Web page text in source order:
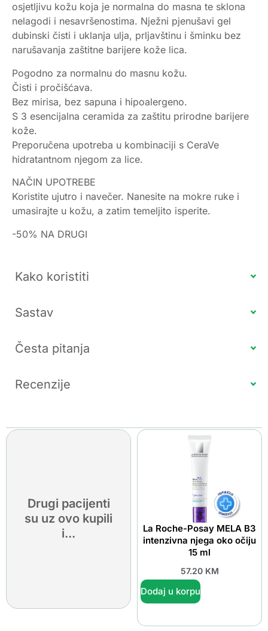
osjetljivu kožu koja je normalna do masna te sklona
nelagodi i nesavršenostima. Nježni pjenušavi gel
dubinski čisti i uklanja ulja, prljavštinu i šminku bez
narušavanja zaštitne barijere kože lica.
Pogodno za normalnu do masnu kožu.
Čisti i pročišćava.
Bez mirisa, bez sapuna i hipoalergeno.
S 3 esencijalna ceramida za zaštitu prirodne barijere
kože.
Preporučena upotreba u kombinaciji s CeraVe
hidratantnom njegom za lice.
NAČIN UPOTREBE
Koristite ujutro i navečer. Nanesite na mokre ruke i
umasirajte u kožu, a zatim temeljito isperite.
-50% NA DRUGI
Kako koristiti
Sastav
Česta pitanja
Recenzije
Drugi pacijenti
su uz ovo kupili
i...
La Roche-Posay MELA B3
intenzivna njega oko očiju
15 ml
57.20 KM
Dodaj u korpu